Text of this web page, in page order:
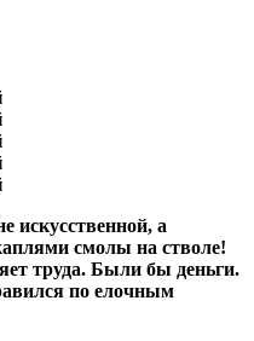
искусственной, а
смолы на стволе!
труда. Были бы деньги.
по елочным